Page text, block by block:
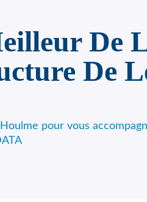
De
De
pour vous